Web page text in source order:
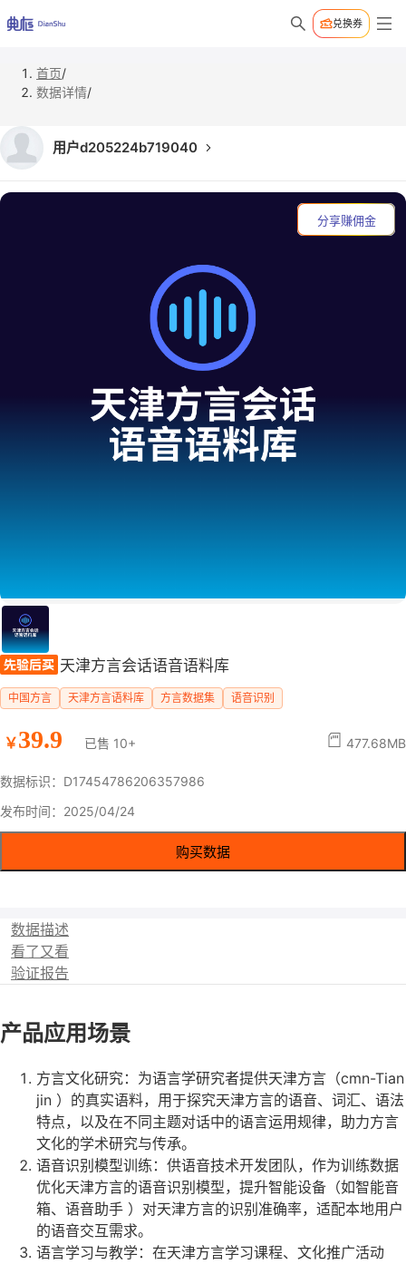
兑换券
首页/
数据详情/
用户d205224b719040
分享赚佣金
天津方言会话语音语料库
中国方言 天津方言语料库 方言数据集 语音识别
￥39.9 已售 10+ 477.68MB
数据标识：D17454786206357986
发布时间：2025/04/24
购买数据
数据描述
看了又看
验证报告
产品应用场景
方言文化研究：为语言学研究者提供天津方言（cmn-Tian
jin ）的真实语料，用于探究天津方言的语音、词汇、语法
特点，以及在不同主题对话中的语言运用规律，助力方言
文化的学术研究与传承。
语音识别模型训练：供语音技术开发团队，作为训练数据
优化天津方言的语音识别模型，提升智能设备（如智能音
箱、语音助手 ）对天津方言的识别准确率，适配本地用户
的语音交互需求。
语言学习与教学：在天津方言学习课程、文化推广活动